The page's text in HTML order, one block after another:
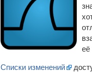
её
Списки изменений